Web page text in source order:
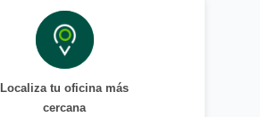
Localiza tu oficina más
cercana